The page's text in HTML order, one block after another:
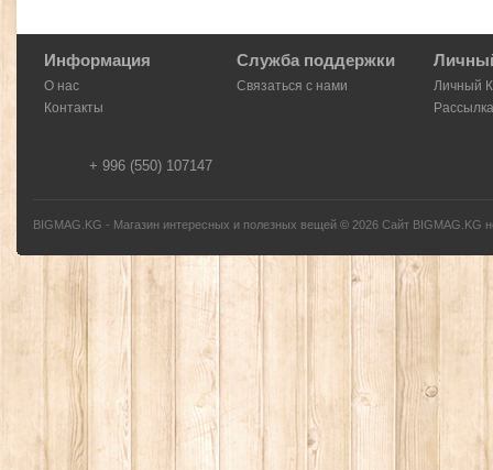
Информация
О нас
Контакты
Служба поддержки
Связаться с нами
Личный
Рассылка
+ 996 (550) 107147
BIGMAG.KG - Магазин интересных и полезных вещей © 2026 Сайт BIGMAG.KG
без письменного разрешения автора - запрещено, и будет преследоваться по